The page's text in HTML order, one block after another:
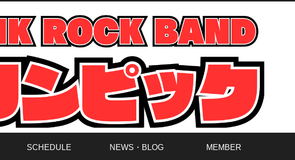
SCHEDULE NEWS・BLOG MEMBER